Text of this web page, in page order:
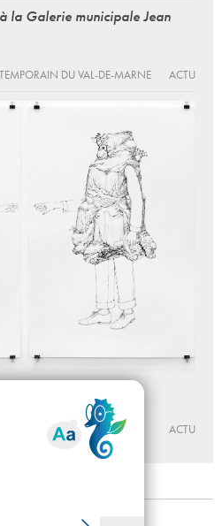
la Galerie municipale Jean
DU VAL-DE-MARNE
ACTU
ACTU